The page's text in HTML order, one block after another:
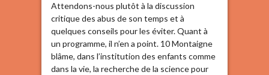
Attendons-nous plutôt à la discussion
critique des abus de son temps et à
quelques conseils pour les éviter. Quant à
un programme, il n’en a point. 10 Montaigne
blâme, dans l’institution des enfants comme
dans la vie, la recherche de la science pour